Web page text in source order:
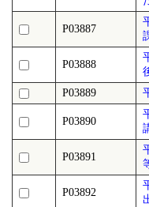
P03887
P03888
P03889
P03890
P03891
P03892